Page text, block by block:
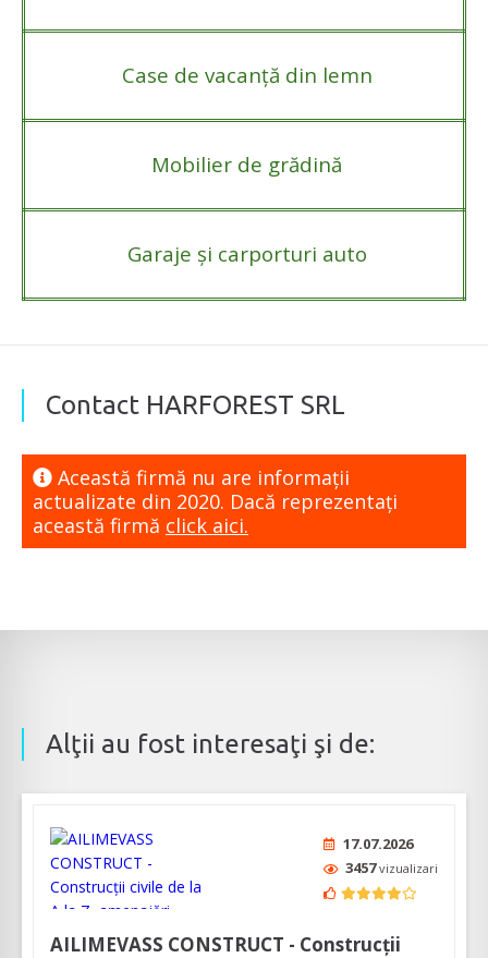
Case de vacanță din lemn
Mobilier de grădină
Garaje și carporturi auto
Contact HARFOREST SRL
Această firmă nu are informaţii
actualizate din 2020. Dacă reprezentaţi
această firmă click aici.
Alţii au fost interesaţi şi de:
17.07.2026
3457vizualizari
AILIMEVASS CONSTRUCT - Construcții